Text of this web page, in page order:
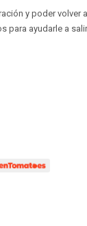
y poder
para ayudarle a